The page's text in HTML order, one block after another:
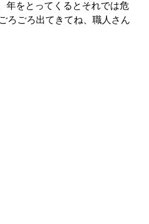
年をとってくるとそれでは危
ろごろ出てきてね、職人さん